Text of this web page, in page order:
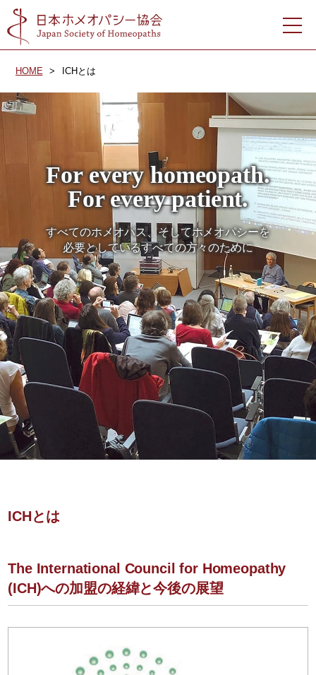
HOME ICHとは
For every homeopath.
For every patient.
すべてのホメオパス、そしてホメオパシーを
必要としているすべての方々のために
ICHとは
The International Council for Homeopathy
(ICH)への加盟の経緯と今後の展望